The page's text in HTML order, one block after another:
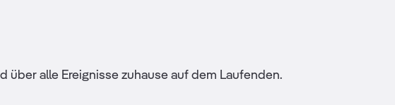
über alle Ereignisse zuhause auf dem Laufenden.